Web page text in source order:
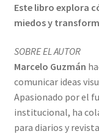
Este libro explora
miedos y
SOBRE EL AUTOR
Marcelo Guzmán
comunicar ideas
Apasionado por el
institucional, ha
para diarios y